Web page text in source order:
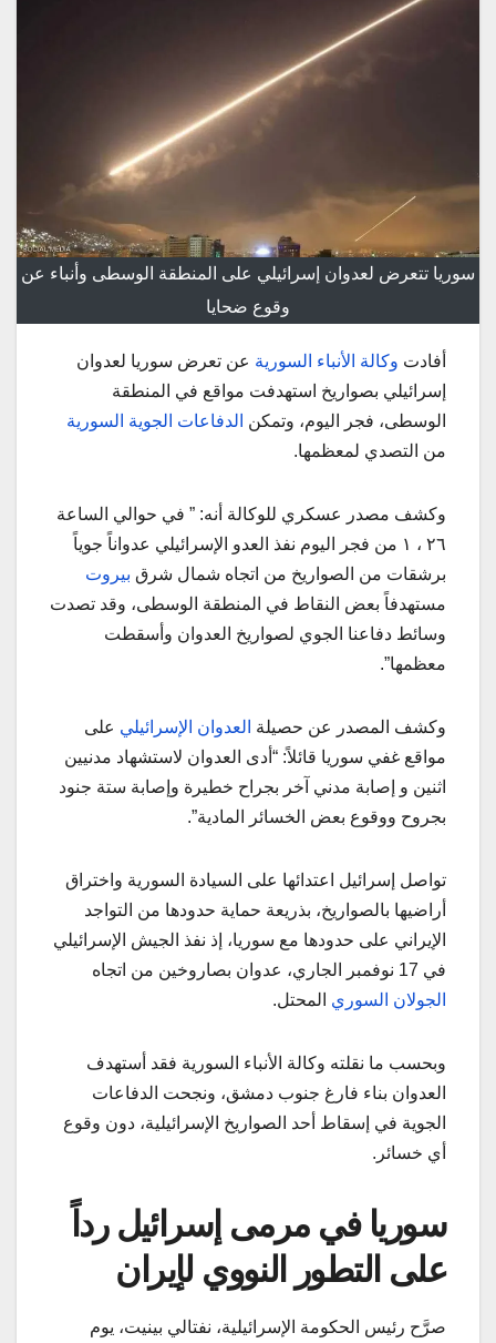
سوريا تتعرض لعدوان إسرائيلي على المنطقة الوسطى وأنباء عن
وقوع ضحايا
أفادت وكالة الأنباء السورية عن تعرض سوريا لعدوان
إسرائيلي بصواريخ استهدفت مواقع في المنطقة
الوسطى، فجر اليوم، وتمكن الدفاعات الجوية السورية
من التصدي لمعظمها.
وكشف مصدر عسكري للوكالة أنه: ” في حوالي الساعة
٢٦ ، ١ من فجر اليوم نفذ العدو الإسرائيلي عدواناً جوياً
برشقات من الصواريخ من اتجاه شمال شرق بيروت
مستهدفاً بعض النقاط في المنطقة الوسطى، وقد تصدت
وسائط دفاعنا الجوي لصواريخ العدوان وأسقطت
معظمها”.
وكشف المصدر عن حصيلة العدوان الإسرائيلي على
مواقع غفي سوريا قائلاً: “أدى العدوان لاستشهاد مدنيين
اثنين و إصابة مدني آخر بجراح خطيرة وإصابة ستة جنود
بجروح ووقوع بعض الخسائر المادية”.
تواصل إسرائيل اعتدائها على السيادة السورية واختراق
أراضيها بالصواريخ، بذريعة حماية حدودها من التواجد
الإيراني على حدودها مع سوريا، إذ نفذ الجيش الإسرائيلي
في 17 نوفمبر الجاري، عدوان بصاروخين من اتجاه
الجولان السوري المحتل.
وبحسب ما نقلته وكالة الأنباء السورية فقد أستهدف
العدوان بناء فارغ جنوب دمشق، ونجحت الدفاعات
الجوية في إسقاط أحد الصواريخ الإسرائيلية، دون وقوع
أي خسائر.
سوريا في مرمى إسرائيل رداً
على التطور النووي لإيران
صرَّح رئيس الحكومة الإسرائيلية، نفتالي بينيت، يوم